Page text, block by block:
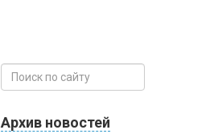
Архив новостей